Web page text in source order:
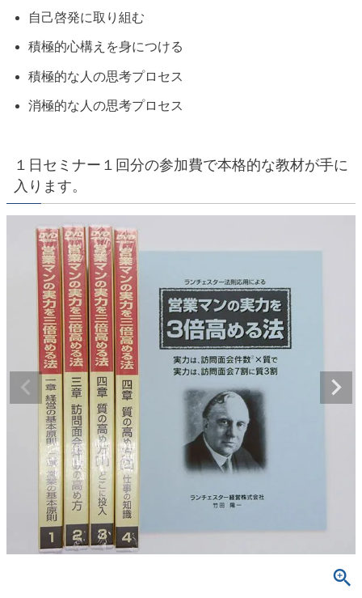
自己啓発に取り組む
積極的心構えを身につける
積極的な人の思考プロセス
消極的な人の思考プロセス
１日セミナー１回分の参加費で本格的な教材が手に
入ります。